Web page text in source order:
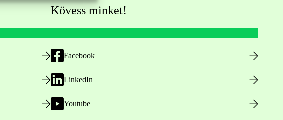
Kövess minket!
Facebook
LinkedIn
Youtube